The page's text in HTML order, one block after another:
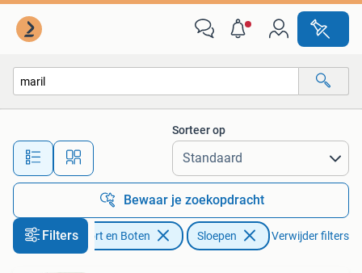
Alle afstanden…
Sorteer op
Bewaar je zoekopdracht
Filters
Watersport en Boten Sloepen Verwijder filters